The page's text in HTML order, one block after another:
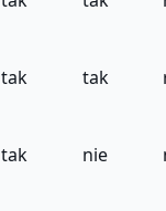
tak tak
tak nie